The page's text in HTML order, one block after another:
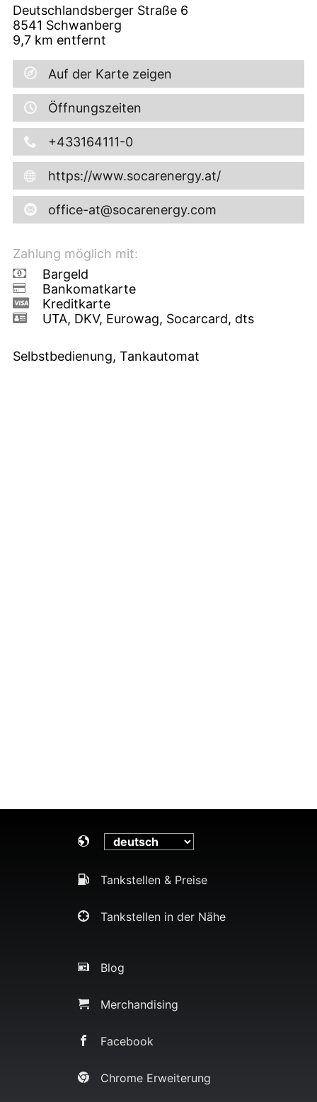
Deutschlandsberger Straße 6
8541 Schwanberg
9,7 km entfernt
Auf der Karte zeigen
Öffnungszeiten
+433164111-0
https://www.socarenergy.at/
office-at@socarenergy.com
Zahlung möglich mit:
Bargeld
Bankomatkarte
Kreditkarte
UTA, DKV, Eurowag, Socarcard, dts
Selbstbedienung, Tankautomat
Tankstellen & Preise
Tankstellen in der Nähe
Blog
Merchandising
Facebook
Chrome Erweiterung